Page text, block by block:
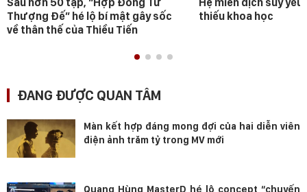
Thượng Đế” hé lộ bí mật gây sốc
về thân thế của Thiều Tiến
thiếu khoa học
ĐANG ĐƯỢC QUAN TÂM
Màn kết hợp đáng mong đợi của hai diễn viên
điện ảnh trăm tỷ trong MV mới
Quang Hùng MasterD hé lộ concept “chuyến